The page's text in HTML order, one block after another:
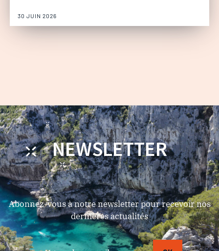
30 JUIN 2026
NEWSLETTER
Abonnez-vous à notre newsletter pour recevoir nos
dernières actualités